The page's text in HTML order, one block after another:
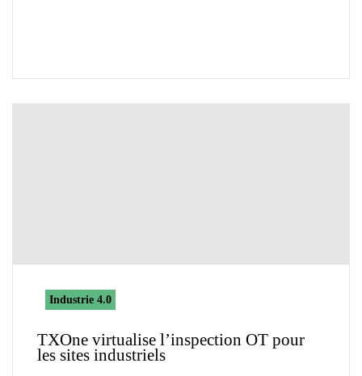
Industrie 4.0
TXOne virtualise l’inspection OT pour
les sites industriels